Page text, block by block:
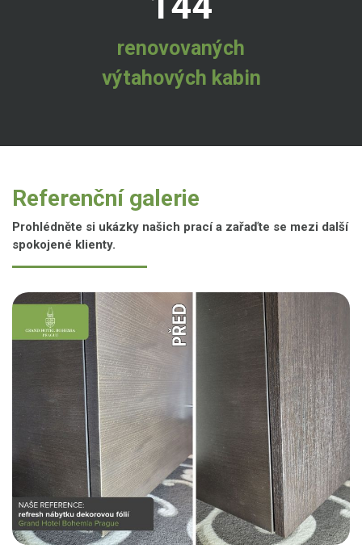
renovovaných
výtahových kabin
Referenční galerie
Prohlédněte si ukázky našich prací a zařaďte se mezi další
spokojené klienty.